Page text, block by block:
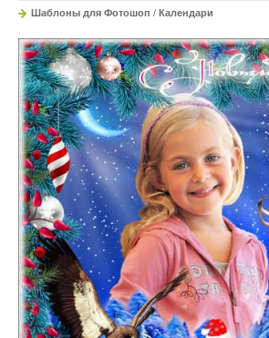
Шаблоны для Фотошоп / Календари